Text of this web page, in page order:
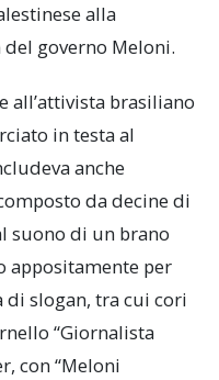
alla
governo Meloni.
all’attivista brasiliano
in testa al
anche
da decine di
suono di un brano
appositamente per
di slogan, tra cui cori
“Giornalista
con “Meloni